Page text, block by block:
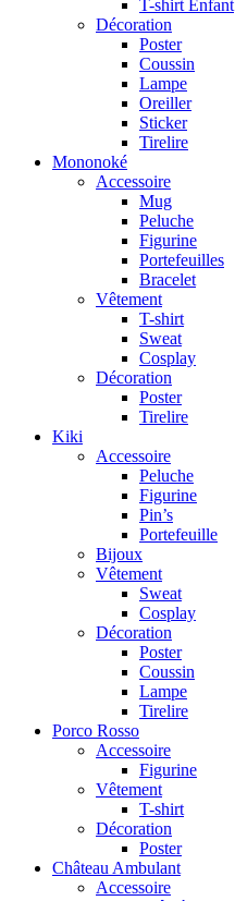
T-shirt Enfant
Décoration
Poster
Coussin
Lampe
Oreiller
Sticker
Tirelire
Mononoké
Accessoire
Mug
Peluche
Figurine
Portefeuilles
Bracelet
Vêtement
T-shirt
Sweat
Cosplay
Décoration
Poster
Tirelire
Kiki
Accessoire
Peluche
Figurine
Pin’s
Portefeuille
Bijoux
Vêtement
Sweat
Cosplay
Décoration
Poster
Coussin
Lampe
Tirelire
Porco Rosso
Accessoire
Figurine
Vêtement
T-shirt
Décoration
Poster
Château Ambulant
Accessoire